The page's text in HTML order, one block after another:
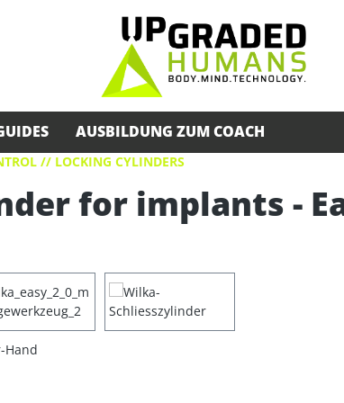
AUSBILDUNG ZUM COACH
// LOCKING CYLINDERS
for implants -